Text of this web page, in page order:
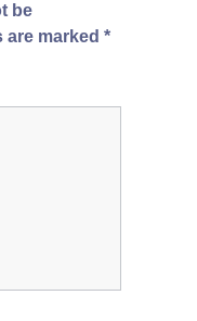
be
are marked *